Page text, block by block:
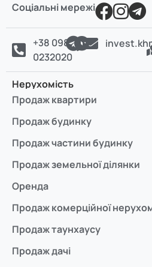
Соціальні мережі
+38 098
0232020
Нерухомість
Продаж квартири
Продаж будинку
Продаж частини будинку
Продаж земельної ділянки
Оренда
Продаж комерційної
Продаж таунхаусу
Продаж дачі